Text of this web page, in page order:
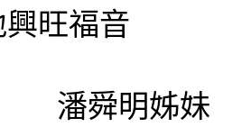
興旺福音
潘舜明姊妹